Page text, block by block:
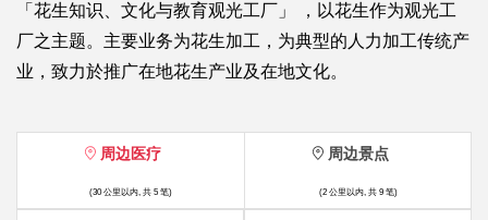
「花生知识、文化与教育观光工厂」 ，以花生作为观光工
厂之主题。主要业务为花生加工，为典型的人力加工传统产
业，致力於推广在地花生产业及在地文化。
周边医疗
(30 公里以内, 共 5 笔)
周边景点
(2 公里以内, 共 9 笔)